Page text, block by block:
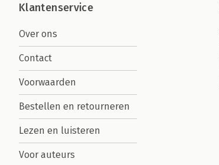
Klantenservice
Over ons
Contact
Voorwaarden
Bestellen en retourneren
Lezen en luisteren
Voor auteurs